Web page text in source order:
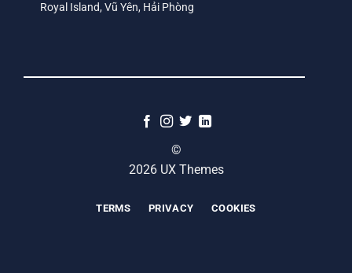
Royal Island, Vũ Yên, Hải Phòng
©
2026 UX Themes
TERMS PRIVACY COOKIES